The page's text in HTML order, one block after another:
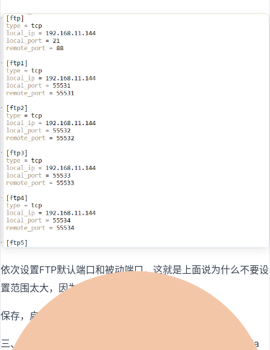
依次设置FTP默认端口和被动端口，这就是上面说为什么不要设
置范围太大，因为每个端口都需要一个配置
保存，启动
三、此时使用FTP客户端尝试链接ftp 我这里是用的是filezilla